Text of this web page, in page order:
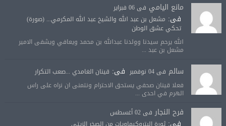
مانع اليامي فى 06 فبراير
فى: مشعل بن عبد الله والشيخ عبد الله المكرمي... (صورة)
تحكي عشق الوطن
الله يرحم سيدنا وولدنا عبدالله بن محمد ويعافي ويشفى الامير
مشعل بن عبد ...
سالم فى 04 نوفمبر فى: قينان الغامدي ...صعب التكرار
فعلا قينان صحفي يستحق الاحترام ونتمنى ان نراه على راس
الهرم في احدى ...
فرح النجار فى 02 أغسطس